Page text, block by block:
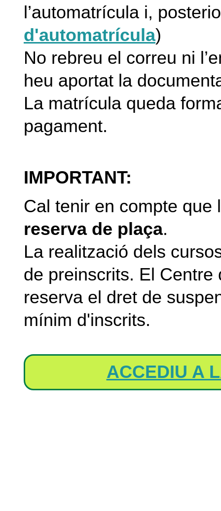
l’automatrícula i,
d'automatrícula)
No rebreu el correu ni
heu aportat la
La matrícula queda
pagament.
IMPORTANT:
Cal tenir en compte
reserva de plaça.
La realització dels
de preinscrits. El
reserva el dret de
mínim d'inscrits.
ACCEDIU A